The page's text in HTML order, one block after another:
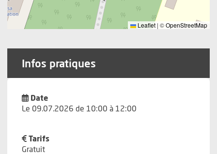
Leaflet | ©OpenStreetMap
Infos pratiques
Date
Le 09.07.2026 de 10:00 à 12:00
Tarifs
Gratuit